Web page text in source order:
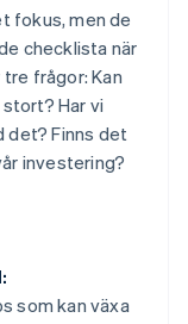
fokus, men de
checklista när
frågor: Kan
Har vi
Finns det
investering?
som kan växa